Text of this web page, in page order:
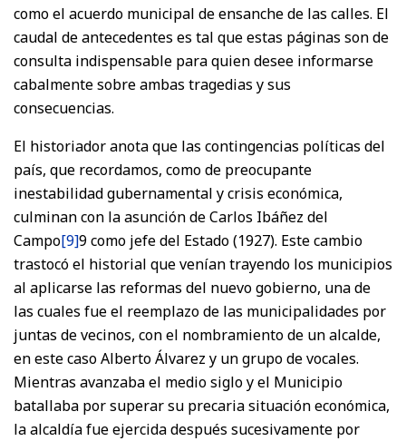
como el acuerdo municipal de ensanche de las calles. El
caudal de antecedentes es tal que estas páginas son de
consulta indispensable para quien desee informarse
cabalmente sobre ambas tragedias y sus
consecuencias.
El historiador anota que las contingencias políticas del
país, que recordamos, como de preocupante
inestabilidad gubernamental y crisis económica,
culminan con la asunción de Carlos Ibáñez del
Campo[9]9 como jefe del Estado (1927). Este cambio
trastocó el historial que venían trayendo los municipios
al aplicarse las reformas del nuevo gobierno, una de
las cuales fue el reemplazo de las municipalidades por
juntas de vecinos, con el nombramiento de un alcalde,
en este caso Alberto Álvarez y un grupo de vocales.
Mientras avanzaba el medio siglo y el Municipio
batallaba por superar su precaria situación económica,
la alcaldía fue ejercida después sucesivamente por